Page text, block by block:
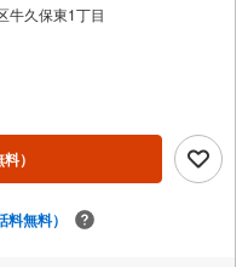
牛久保東1丁目
料）
料無料）